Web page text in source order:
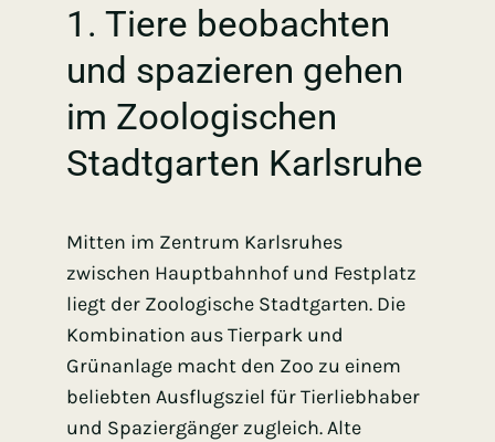
1. Tiere beobachten
und spazieren gehen
im Zoologischen
Stadtgarten Karlsruhe
Mitten im Zentrum Karlsruhes
zwischen Hauptbahnhof und Festplatz
liegt der Zoologische Stadtgarten. Die
Kombination aus Tierpark und
Grünanlage macht den Zoo zu einem
beliebten Ausflugsziel für Tierliebhaber
und Spaziergänger zugleich. Alte